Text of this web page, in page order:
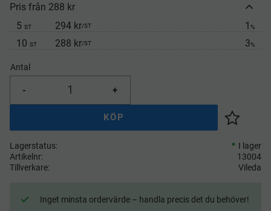
Pris från 288 kr
5 ST 294 kr/ST 1 %
10 ST 288 kr/ST 3%
Antal
+
-
KÖP
Lägg till
Lagerstatus
I lager
Artikelnr
13004
Tillverkare
Vileda
Inget minsta ordervärde – handla precis det du behöver!